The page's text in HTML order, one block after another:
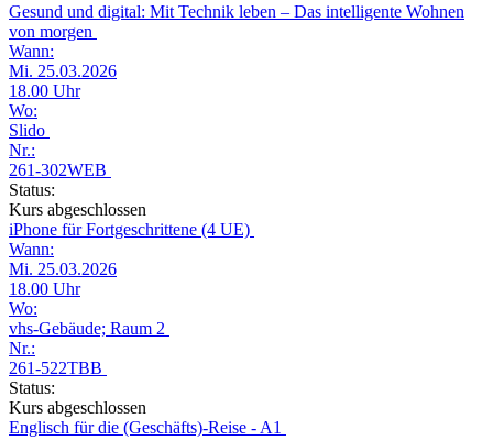
Gesund und digital: Mit Technik leben – Das intelligente Wohnen
von morgen
Wann:
Mi. 25.03.2026
18.00 Uhr
Wo:
Slido
Nr.:
261-302WEB
Status:
Kurs abgeschlossen
iPhone für Fortgeschrittene (4 UE)
Wann:
Mi. 25.03.2026
18.00 Uhr
Wo:
vhs-Gebäude; Raum 2
Nr.:
261-522TBB
Status:
Kurs abgeschlossen
Englisch für die (Geschäfts)-Reise - A1